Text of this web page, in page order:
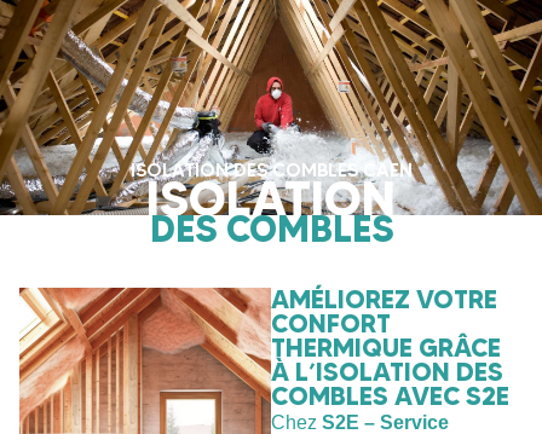
ISOLATION DES COMBLES CAEN
ISOLATION
DES COMBLES
AMÉLIOREZ VOTRE
CONFORT
THERMIQUE GRÂCE
À L’ISOLATION DES
COMBLES AVEC S2E
Chez S2E – Service